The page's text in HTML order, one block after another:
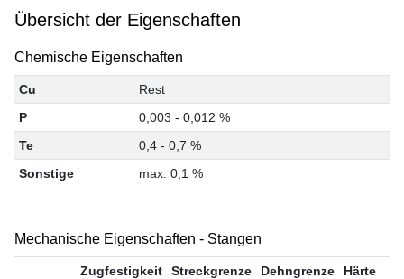
Übersicht der Eigenschaften
Chemische Eigenschaften
Cu
Rest
P
0,003 - 0,012 %
Te
0,4 - 0,7 %
Sonstige
max. 0,1 %
Mechanische Eigenschaften - Stangen
Zugfestigkeit
Streckgrenze
Dehngrenze
Härte